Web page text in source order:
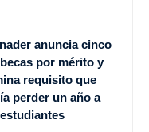
anuncia cinco
por mérito y
requisito que
perder un año a